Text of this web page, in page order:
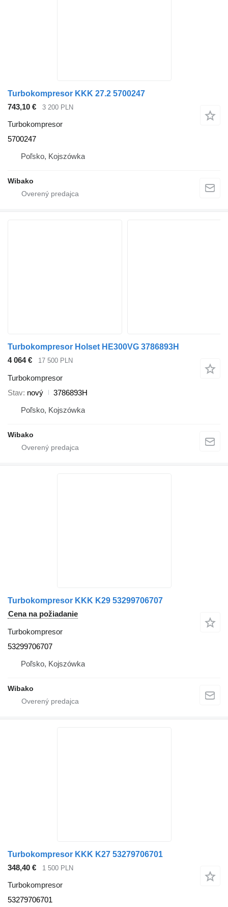
Turbokompresor KKK 27.2 5700247
743,10 €
3 200 PLN
Turbokompresor
5700247
Poľsko, Kojszówka
Wibako
Turbokompresor Holset HE300VG 3786893H
4 064 €
17 500 PLN
Turbokompresor
Stav nový
3786893H
Poľsko, Kojszówka
Wibako
Turbokompresor KKK K29 53299706707
Cena na požiadanie
Turbokompresor
53299706707
Poľsko, Kojszówka
Wibako
Turbokompresor KKK K27 53279706701
348,40 €
1 500 PLN
Turbokompresor
53279706701